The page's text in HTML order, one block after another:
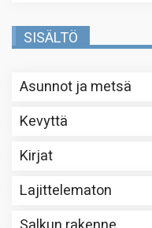
SISÄLTÖ
Asunnot ja metsä
Kevyttä
Kirjat
Lajittelematon